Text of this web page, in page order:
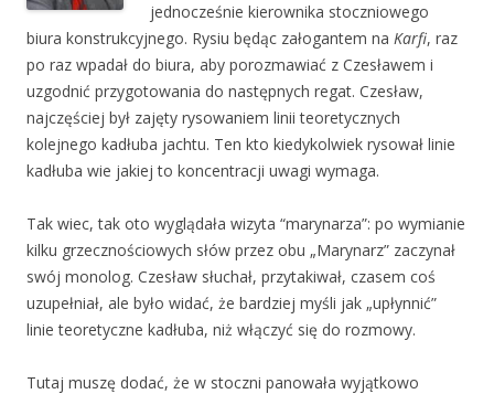
jednocześnie kierownika stoczniowego
biura konstrukcyjnego. Rysiu będąc załogantem na Karfi, raz
po raz wpadał do biura, aby porozmawiać z Czesławem i
uzgodnić przygotowania do następnych regat. Czesław,
najczęściej był zajęty rysowaniem linii teoretycznych
kolejnego kadłuba jachtu. Ten kto kiedykolwiek rysował linie
kadłuba wie jakiej to koncentracji uwagi wymaga.
Tak wiec, tak oto wyglądała wizyta “marynarza”: po wymianie
kilku grzecznościowych słów przez obu „Marynarz” zaczynał
swój monolog. Czesław słuchał, przytakiwał, czasem coś
uzupełniał, ale było widać, że bardziej myśli jak „upłynnić”
linie teoretyczne kadłuba, niż włączyć się do rozmowy.
Tutaj muszę dodać, że w stoczni panowała wyjątkowo